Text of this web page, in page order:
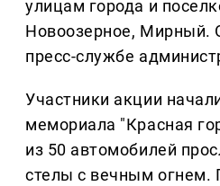
улицам города и
Новоозерное, Мирный.
пресс-службе
Участники акции
мемориала "Красная
из 50 автомобилей
стелы с вечнымогнем.